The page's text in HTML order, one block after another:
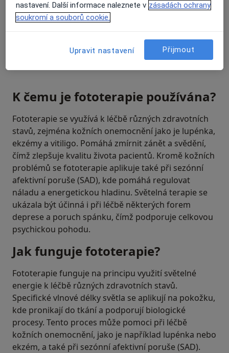
K čemu je fototerapie používána?
Fototerapie se využívá k léčbě různých zdravotních
stavů, zejména kožních onemocnění jako je lupénka,
ekzémy a vitiligo. Pomáhá zmírnit zánět a svědění,
čímž zlepšuje kvalitu života pacientů. Kromě kožních
problémů se fototerapie aplikuje také při sezónní
afektivní poruše (SAD), kde pomáhá regulovat
náladu a energetickou hladinu. Světelná terapie se
ukázala být účinná i při léčbě některých forem
deprese a poruch spánku, čímž podporuje celkovou
psychickou pohodu.
Jak funguje fototerapie?
Fototerapie funguje na principu využití světelné
energie k léčbě různých zdravotních stavů.
Specifické vlnové délky světla se aplikují na pokožku,
kde pronikají do tkání a podporují biologické
procesy. Tento proces může pomoci při léčbě
kožních onemocnění, jako je například lupénka nebo
ekzém, a také při sezónní afektivní poruše (SAD).
nastavení. Další informace naleznete v zásadách ochrany
soukromí a souborů cookie.
Upravit nastavení Přijmout